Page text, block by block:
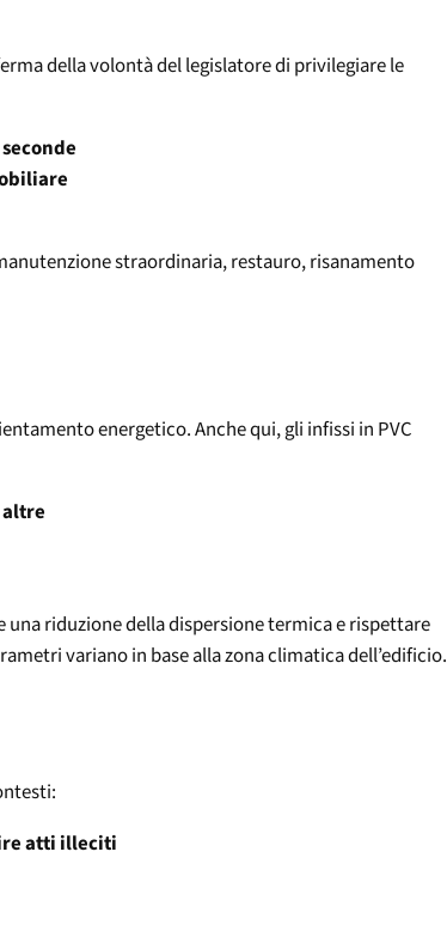
della volontà del legislatore di privilegiare le
straordinaria, restauro, risanamento
energetico. Anche qui, gli infissi in PVC
altre
riduzione della dispersione termica e rispettare
variano in base alla zona climatica dell’edificio.
atti illeciti